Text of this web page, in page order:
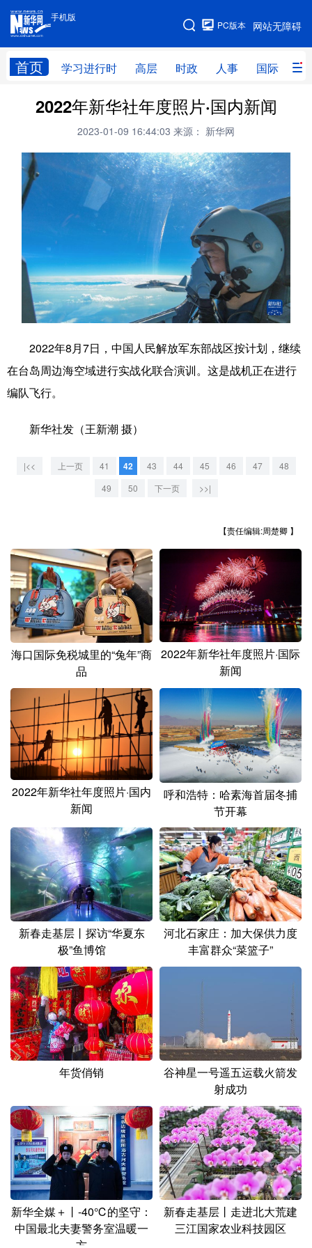
手机版
网站无障碍
PC版本
首页 学习进行时 高层 时政 人事 国际 财
手机版
网站地图
学习进行时 高层 时政 人事
财经 网评
台湾 思客智库 全球连线
科创 量子 体育
健康 军事
访谈 图片 政务
法律 中央文件 金融 汽车
食品 人居 信息化 数字经济
城市 旅游 能源 会展
彩票
公益 一带一路
山西
辽宁 吉林 江苏
浙江 安徽 福建 江西
山东 河南 湖北 湖南
广东 广西 海南 重庆
四川 贵州 云南 西藏
陕西 甘肃 青海 宁夏
新疆 内蒙古 黑龙江
多语种频道
English Español Français عربى
Русский язык 日本語 한국어
Deutsch Português
2022年新华社年度照片·国内新闻
2023-01-09 16:44:03 来源： 新华网
2022年8月7日，中国人民解放军东部战区按计划，继续
在台岛周边海空域进行实战化联合演训。这是战机正在进行
编队飞行。
新华社发（王新潮 摄）
|<< 上一页 41 42 43 44 45 46 47
48
49
50 下一页 >>|
【责任编辑:周楚卿 】
海口国际免税城里的“兔年”商
品
2022年新华社年度照片·国际
新闻
2022年新华社年度照片·国内
新闻
呼和浩特：哈素海首届冬捕
节开幕
新春走基层丨探访“华夏东
极”鱼博馆
河北石家庄：加大保供力度
丰富群众“菜篮子”
年货俏销
谷神星一号遥五运载火箭发
射成功
新华全媒＋丨-40℃的坚守：
中国最北夫妻警务室温暖一
方
新春走基层丨走进北大荒建
三江国家农业科技园区